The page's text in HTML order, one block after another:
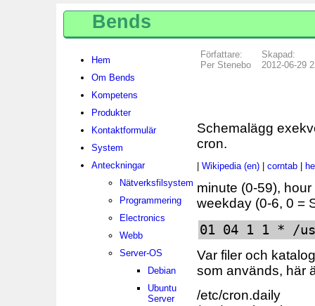
Bends
Hem
Om Bends
Kompetens
Produkter
Kontaktformulär
System
Anteckningar
Nätverksfilsystem
Programmering
Electronics
Webb
Server-OS
Debian
Ubuntu
Server
Författare:
Per Stenebo
Skapad:
2012-06-29
Schemalägg
cron.
Wikipedia (en) corntab
minute (0-59),
weekday (0-6, 0 =
01 04 1 1 * /
Var filer och
som används, här
/etc/cron.daily